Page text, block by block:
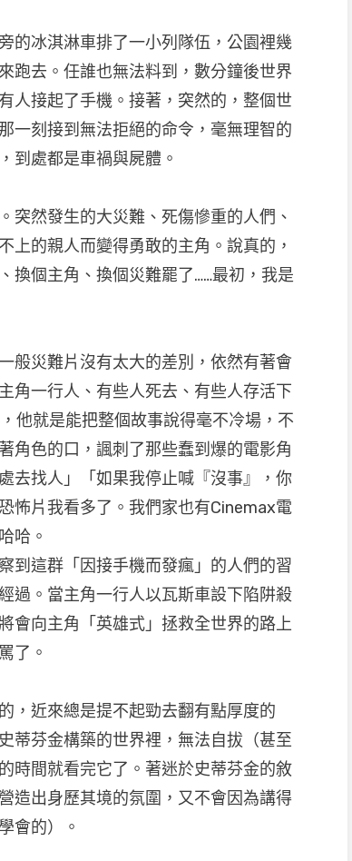
的冰淇淋車排了一小列隊伍，公園裡幾
跑去。任誰也無法料到，數分鐘後世界
人接起了手機。接著，突然的，整個世
一刻接到無法拒絕的命令，毫無理智的
到處都是車禍與屍體。
突然發生的大災難、死傷慘重的人們、
上的親人而變得勇敢的主角。說真的，
換個主角、換個災難罷了……最初，我是
般災難片沒有太大的差別，依然有著會
角一行人、有些人死去、有些人存活下
他就是能把整個故事說得毫不冷場，不
角色的口，諷刺了那些蠢到爆的電影角
去找人」「如果我停止喊『沒事』，你
怖片我看多了。我們家也有Cinemax電
哈。
到這群「因接手機而發瘋」的人們的習
過。當主角一行人以瓦斯車設下陷阱殺
會向主角「英雄式」拯救全世界的路上
了。
，近來總是提不起勁去翻有點厚度的
蒂芬金構築的世界裡，無法自拔（甚至
時間就看完它了。著迷於史蒂芬金的敘
造出身歷其境的氛圍，又不會因為講得
會的）。